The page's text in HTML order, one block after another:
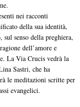
nei racconti
della sua identità,
senso della preghiera,
dell’amore e
La Via Crucis vedrà la
Sastri, che ha
le meditazioni scritte per
evangelici.